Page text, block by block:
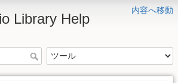
内容へ移動
Library Help